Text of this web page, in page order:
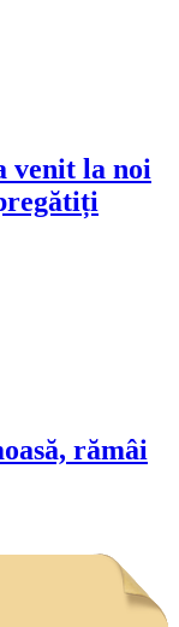
venit la noi
rămâi